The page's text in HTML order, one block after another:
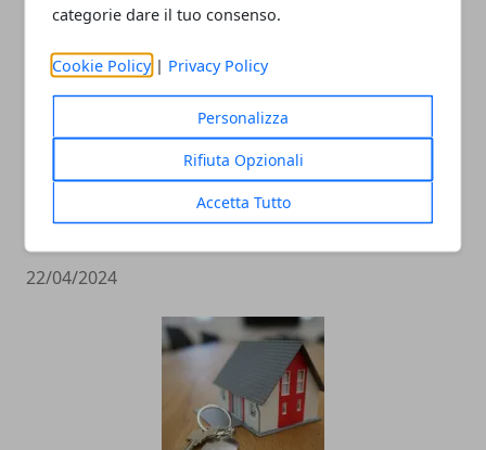
categorie dare il tuo consenso.
Cookie Policy | Privacy Policy
Personalizza
Rifiuta Opzionali
Accetta Tutto
Viaggio di nozze in Asia: le migliori
22/04/2024